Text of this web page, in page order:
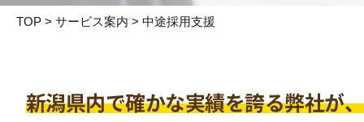
TOP > サービス案内 > 中途採用支援
新潟県内で確かな実績を誇る弊社が、